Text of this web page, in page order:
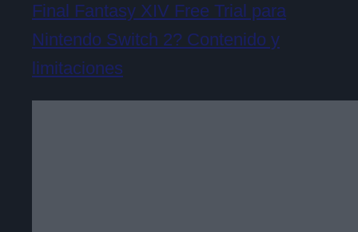
Final Fantasy XIV Free Trial para
Nintendo Switch 2? Contenido y
limitaciones